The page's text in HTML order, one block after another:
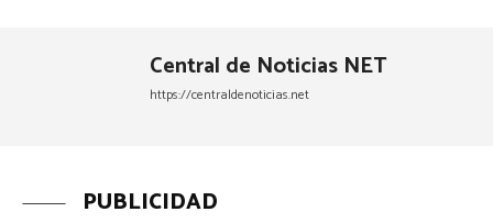
Central de Noticias NET
https://centraldenoticias.net
PUBLICIDAD